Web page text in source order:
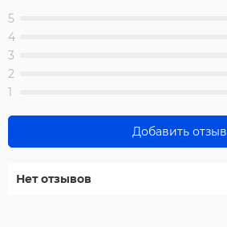
5
4
3
2
1
Добавить отзыв
Нет отзывов